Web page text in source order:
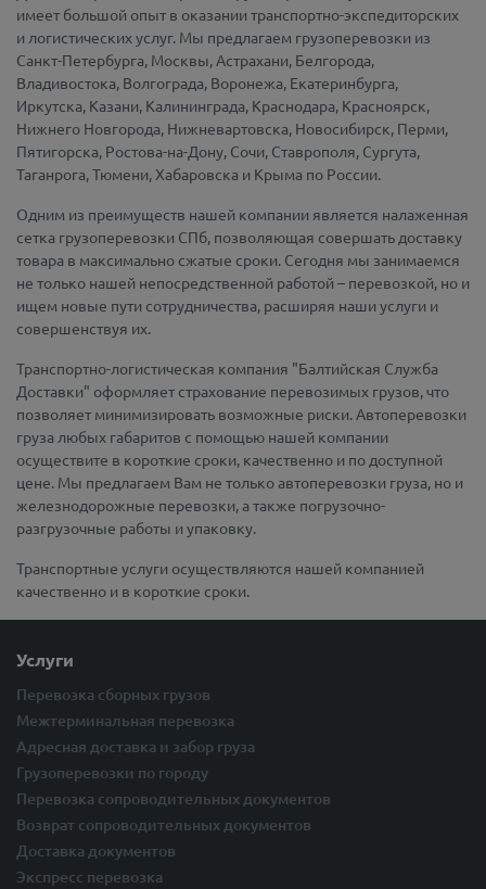
имеет большой опыт в оказании транспортно-экспедиторских
и логистических услуг. Мы предлагаем грузоперевозки из
Санкт-Петербурга, Москвы, Астрахани, Белгорода,
Владивостока, Волгограда, Воронежа, Екатеринбурга,
Иркутска, Казани, Калининграда, Краснодара, Красноярск,
Нижнего Новгорода, Нижневартовска, Новосибирск, Перми,
Пятигорска, Ростова-на-Дону, Сочи, Ставрополя, Сургута,
Таганрога, Тюмени, Хабаровска и Крыма по России.
Одним из преимуществ нашей компании является налаженная
сетка грузоперевозки СПб, позволяющая совершать доставку
товара в максимально сжатые сроки. Сегодня мы занимаемся
не только нашей непосредственной работой – перевозкой, но и
ищем новые пути сотрудничества, расширяя наши услуги и
совершенствуя их.
Транспортно-логистическая компания "Балтийская Служба
Доставки" оформляет страхование перевозимых грузов, что
позволяет минимизировать возможные риски. Автоперевозки
груза любых габаритов с помощью нашей компании
осуществите в короткие сроки, качественно и по доступной
цене. Мы предлагаем Вам не только автоперевозки груза, но и
железнодорожные перевозки, а также погрузочно-
разгрузочные работы и упаковку.
Транспортные услуги осуществляются нашей компанией
качественно и в короткие сроки.
Услуги
Перевозка сборных грузов
Межтерминальная перевозка
Адресная доставка и забор груза
Грузоперевозки по городу
Перевозка сопроводительных документов
Возврат сопроводительных документов
Доставка документов
Экспресс перевозка